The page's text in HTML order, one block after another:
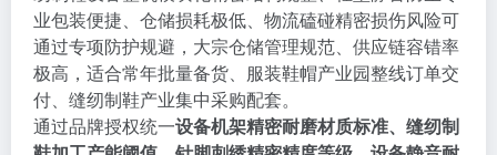
业包装便捷、仓储损耗极低、物流磕碰精密损伤风险可
通过专项防护规避，大宗仓储管理规范、供应链容错率
极高，适合常年批量备货、服装鞋帽产业园整线订单交
付、缝纫制鞋产业集中采购配套。
通过品牌授权统一设备机架精密耐磨材质标准、缝纫制